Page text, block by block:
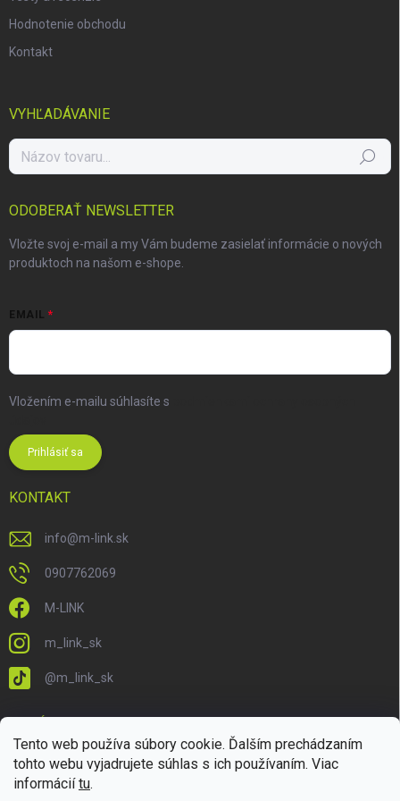
Tento web používa súbory cookie. Ďalším prechádzaním
tohto webu vyjadrujete súhlas s ich používaním. Viac
informáciítu.
Hodnotenie obchodu
Kontakt
VYHĽADÁVANIE
Hľadať
ODOBERAŤ NEWSLETTER
Vložte svoj e-mail a my Vám budeme zasielať informácie o nových
produktoch na našom e-shope.
EMAIL
Vložením e-mailu súhlasíte s
Prihlásiť sa
KONTAKT
info@m-link.sk
0907762069
M-LINK
m_link_sk
@m_link_sk